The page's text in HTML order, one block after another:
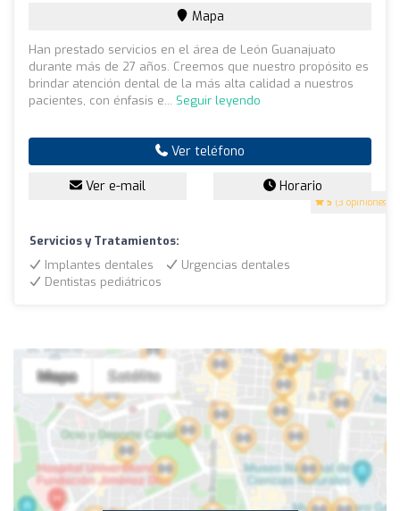
5 (3 opiniones)
Mapa
Han prestado servicios en el área de León Guanajuato
durante más de 27 años. Creemos que nuestro propósito es
brindar atención dental de la más alta calidad a nuestros
pacientes, con énfasis e... Seguir leyendo
Ver teléfono
Ver e-mail Horario
Servicios y Tratamientos:
Implantes dentales
Urgencias dentales
Dentistas pediátricos